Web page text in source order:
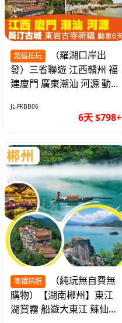
超值抵玩
發）三省聯遊 江西贛州 福
建廈門 廣東潮汕 河源 動車
JL-FKBB06
6天 $798+
高鐵精選
購物）【湖南郴州】東江
湖賞霧 船遊大東江 蘇仙嶺